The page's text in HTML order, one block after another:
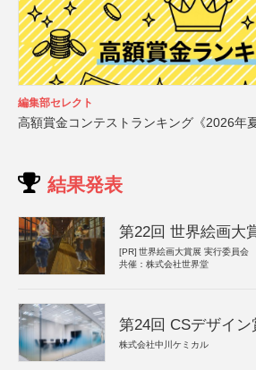
編集部セレクト
高額賞金コンテストランキング《2026年夏
結果発表
第22回 世界絵画大
[PR] 世界絵画大賞展 実行委員会
共催：株式会社世界堂
第24回 CSデザイン
株式会社中川ケミカル